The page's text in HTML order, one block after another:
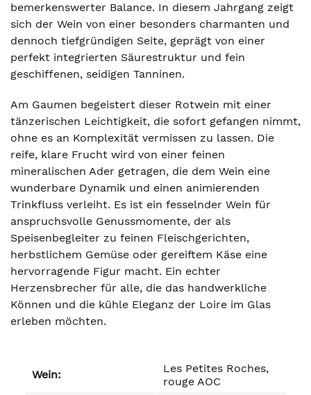
bemerkenswerter Balance. In diesem Jahrgang zeigt
sich der Wein von einer besonders charmanten und
dennoch tiefgründigen Seite, geprägt von einer
perfekt integrierten Säurestruktur und fein
geschiffenen, seidigen Tanninen.
Am Gaumen begeistert dieser Rotwein mit einer
tänzerischen Leichtigkeit, die sofort gefangen nimmt,
ohne es an Komplexität vermissen zu lassen. Die
reife, klare Frucht wird von einer feinen
mineralischen Ader getragen, die dem Wein eine
wunderbare Dynamik und einen animierenden
Trinkfluss verleiht. Es ist ein fesselnder Wein für
anspruchsvolle Genussmomente, der als
Speisenbegleiter zu feinen Fleischgerichten,
herbstlichem Gemüse oder gereiftem Käse eine
hervorragende Figur macht. Ein echter
Herzensbrecher für alle, die das handwerkliche
Können und die kühle Eleganz der Loire im Glas
erleben möchten.
Wein:
Les Petites Roches,
rouge AOC